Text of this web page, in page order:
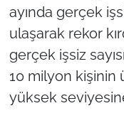
ayında gerçek
ulaşarak rekor
gerçek işsiz
10 milyon kişinin
yüksek
TEKİRDAĞ
KIRKLARELİ
ÇANAKKALE